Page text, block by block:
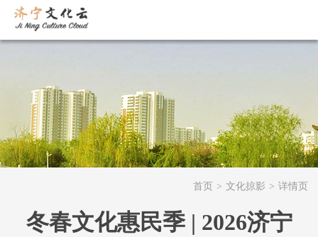
首页 > 文化掠影 > 详情页
冬春文化惠民季 | 2026济宁